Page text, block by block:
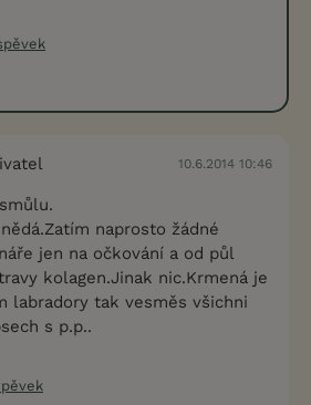
10.6.2014 10:46
naprosto žádné
jen na očkování a od půl
kolagen.Jinak nic.Krmená je
labradory tak vesměs všichni
s p.p..